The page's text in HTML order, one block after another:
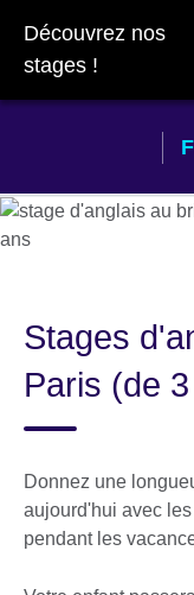
main
content
Découvrez nos
stages !
Stages
Paris (de
Donnez une
aujourd'hui avec
pendant les